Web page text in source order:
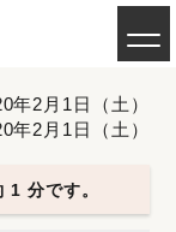
年2月1日（土）
年2月1日（土）
分です。